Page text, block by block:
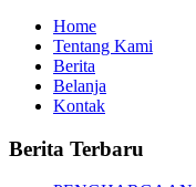
Home
Tentang Kami
Berita
Belanja
Kontak
Berita Terbaru